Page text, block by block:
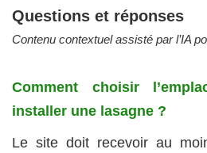
Questions et réponses
Contenu contextuel assisté par l’IA
Comment choisir
installer une lasagne ?
Le site doit recevoir au